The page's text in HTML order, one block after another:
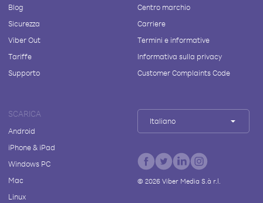
Blog
Sicurezza
Viber Out
Tariffe
Supporto
Centro marchio
Carriere
Termini e informative
Informativa sulla privacy
Customer Complaints Code
SCARICA
Android
iPhone & iPad
Windows PC
Mac
Linux
Italiano
© 2026Viber Media S.à r.l.